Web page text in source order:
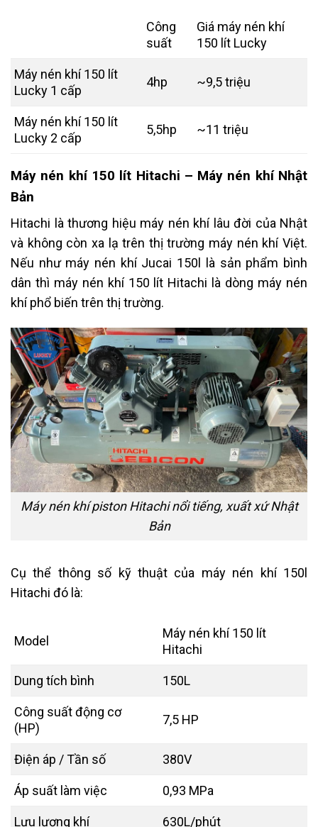
Công
suất
Giá máy nén khí
150 lít Lucky
Máy nén khí 150 lít
Lucky 1 cấp
4hp ~9,5 triệu
Máy nén khí 150 lít
Lucky 2 cấp
5,5hp ~11 triệu
Máy nén khí 150 lít Hitachi – Máy nén khí Nhật
Bản
Hitachi là thương hiệu máy nén khí lâu đời của Nhật
và không còn xa lạ trên thị trường máy nén khí Việt.
Nếu như máy nén khí Jucai 150l là sản phẩm bình
dân thì máy nén khí 150 lít Hitachi là dòng máy nén
khí phổ biến trên thị trường.
Máy nén khí piston Hitachi nổi tiếng, xuất xứ Nhật
Bản
Cụ thể thông số kỹ thuật của máy nén khí 150l
Hitachi đó là:
Model
Máy nén khí 150 lít
Hitachi
Dung tích bình 150L
Công suất động cơ
(HP)
7,5 HP
Điện áp / Tần số 380V
Áp suất làm việc 0,93 MPa
Lưu lượng khí 630L/phút